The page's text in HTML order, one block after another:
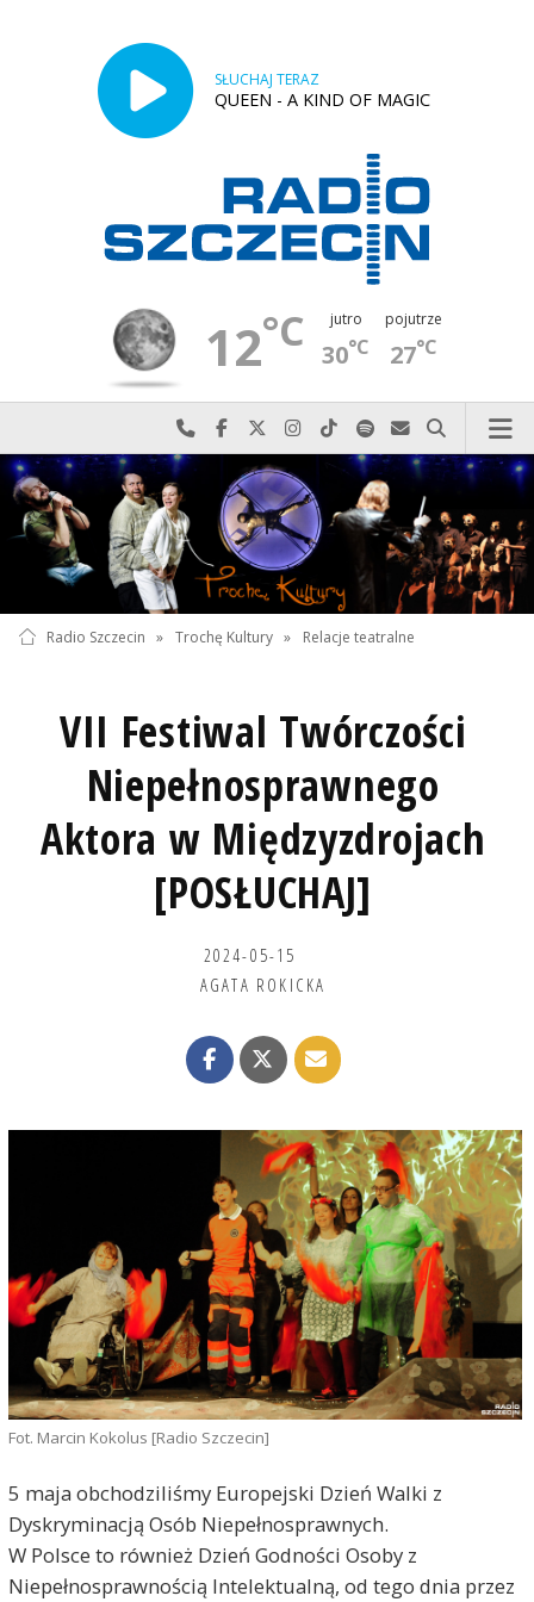
SŁUCHAJ TERAZ
QUEEN - A KIND OF MAGIC
12°C jutro
30°C
pojutrze
27°C
Najlepiej po prostu do nas zadzwoń
Odwiedź nas na Facebook-u
Odwiedź nas na X
Odwiedź nas na Instagram-ie
Odwiedź nas na TikTok-u
Szukaj nas na Spotify
Wyślij do nas
Szukaj
Radio Szczecin » Trochę Kultury » Relacje teatralne
VII Festiwal Twórczości
Niepełnosprawnego
Aktora w Międzyzdrojach
[POSŁUCHAJ]
2024-05-15
AGATA ROKICKA
Fot. Marcin Kokolus [Radio Szczecin]
5 maja obchodziliśmy Europejski Dzień Walki z
Dyskryminacją Osób Niepełnosprawnych.
W Polsce to również Dzień Godności Osoby z
Niepełnosprawnością Intelektualną, od tego dnia przez